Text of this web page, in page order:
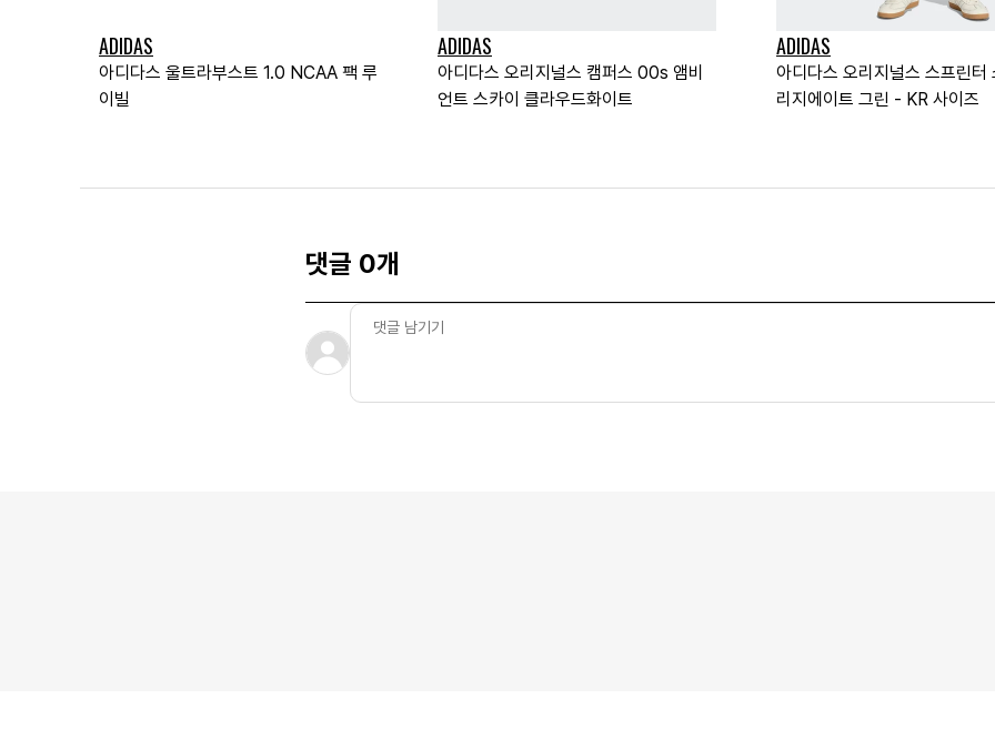
ADIDAS
아디다스 울트라부스트 1.0 NCAA 팩 루
이빌
ADIDAS
아디다스 오리지널스 캠퍼스 00s 앰비
언트 스카이 클라우드화이트
ADIDAS
아디다스 오리지널스 스프린터
리지에이트 그린 - KR 사이즈
댓글 0개